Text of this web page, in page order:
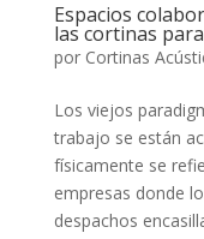
Espacios
las cortinas
por Cortinas
Los viejos
trabajo se están
físicamente se
empresas donde
despachos